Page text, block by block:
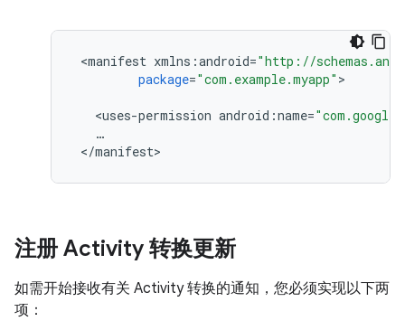
<manifest xmlns :android="http://
package="com.example.myapp" >
<uses-permission android :name=
…
</manifest
注册 Activity 转换更新
如需开始接收有关 Activity 转换的通知，您必须实现以下两
项：